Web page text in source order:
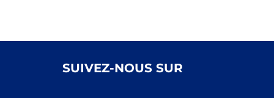
SUIVEZ-NOUS SUR